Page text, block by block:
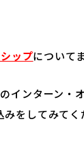
ップについて
インターン・
をしてみてく